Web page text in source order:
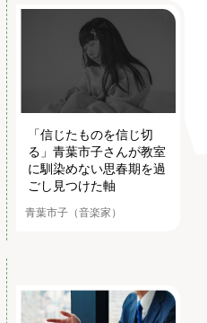
「信じたものを信じ切
る」青葉市子さんが教室
に馴染めない思春期を過
ごし見つけた軸
青葉市子（音楽家）